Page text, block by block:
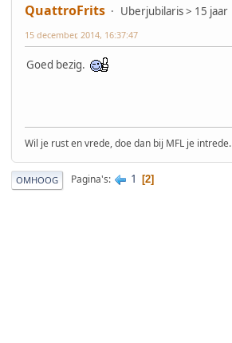
QuattroFrits
Uberjubilaris > 15 jaar
15 december, 2014, 16:37:47
Goed bezig.
Wil je rust en vrede, doe dan bij MFL je intrede.
OMHOOG Pagina's 1 2